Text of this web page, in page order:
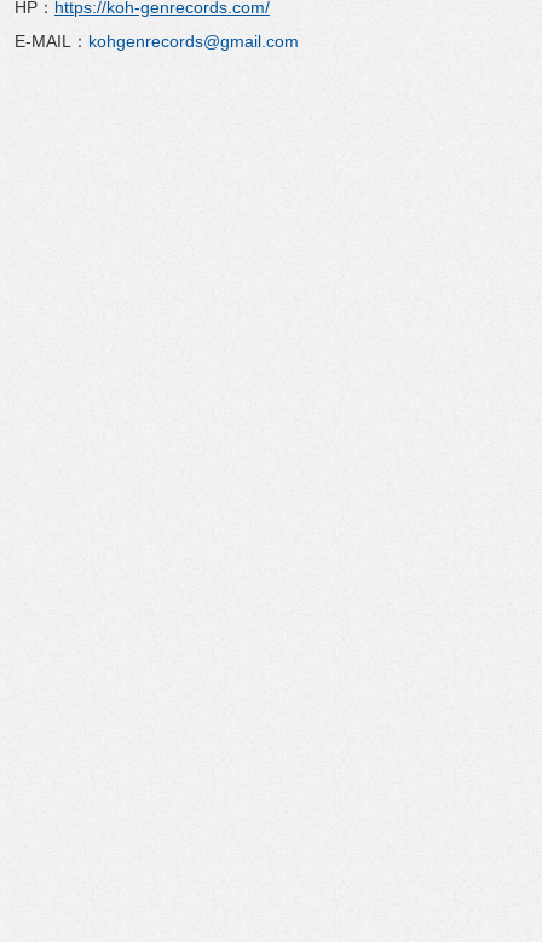
HP： https://koh-genrecords.com/
E-MAIL： kohgenrecords@gmail.com